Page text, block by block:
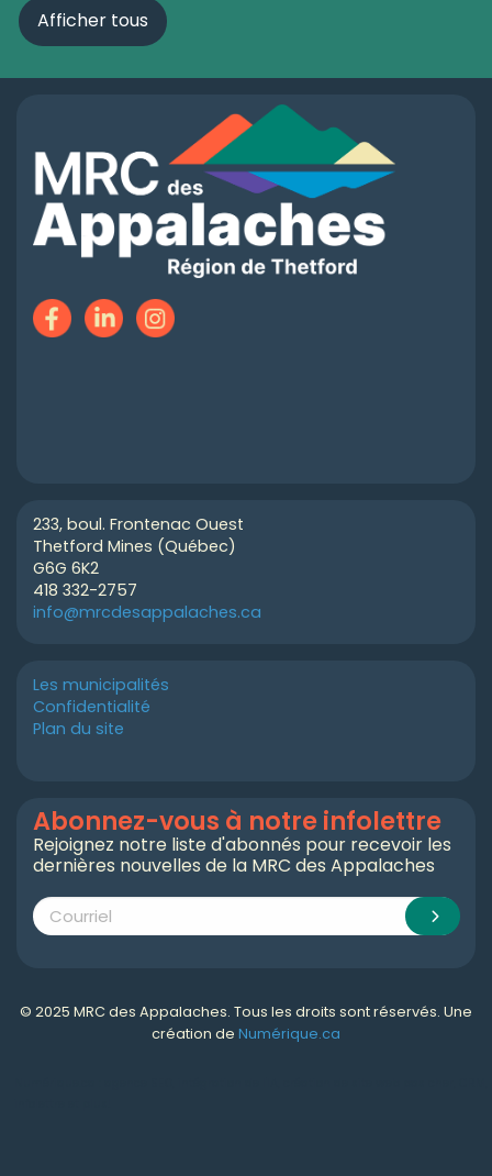
Afficher tous
233, boul. Frontenac Ouest
Thetford Mines (Québec)
G6G 6K2
418 332-2757
info@mrcdesappalaches.ca
Les municipalités
Confidentialité
Plan du site
Abonnez-vous à notre infolettre
Rejoignez notre liste d'abonnés pour recevoir les
dernières nouvelles de la MRC des Appalaches
© 2025 MRC des Appalaches. Tous les droits sont réservés. Une
création de Numérique.ca